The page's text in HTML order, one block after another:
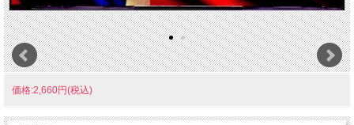
価格:2,660円(税込)